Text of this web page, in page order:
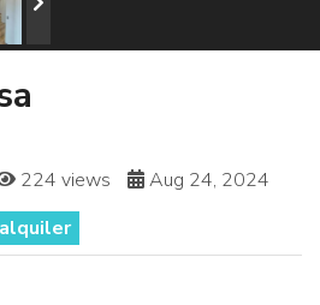
224 views
Aug 24, 2024